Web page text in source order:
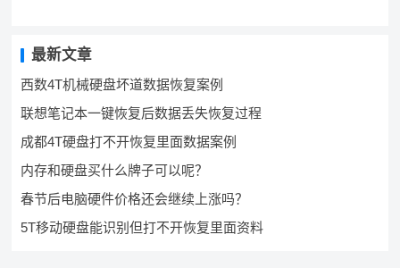
最新文章
西数4T机械硬盘坏道数据恢复案例
联想笔记本一键恢复后数据丢失恢复过程
成都4T硬盘打不开恢复里面数据案例
内存和硬盘买什么牌子可以呢？
春节后电脑硬件价格还会继续上涨吗？
5T移动硬盘能识别但打不开恢复里面资料